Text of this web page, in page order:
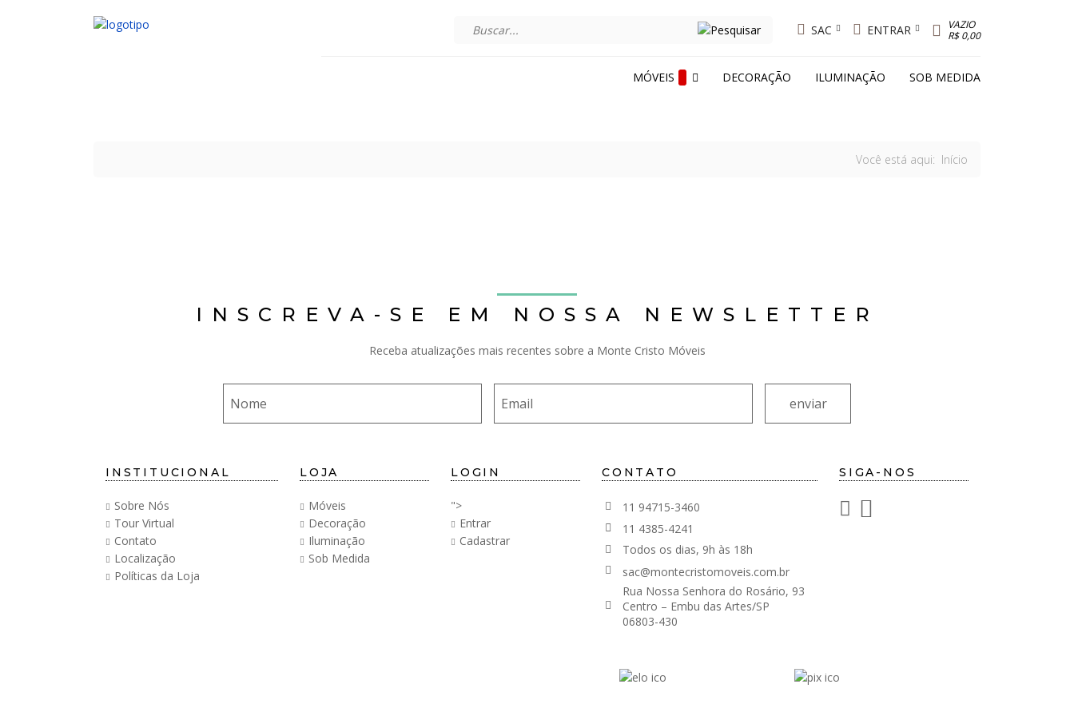
SAC ENTRAR
VAZIO
R$ 0,00
MÓVEIS DECORAÇÃO ILUMINAÇÃO SOB MEDIDA
Você está aqui: Início
INSCREVA-SE EM NOSSA NEWSLETTER
Receba atualizações mais recentes sobre a Monte Cristo Móveis
INSTITUCIONAL
Sobre Nós
Tour Virtual
Contato
Localização
Políticas da Loja
LOJA
Móveis
Decoração
Iluminação
Sob Medida
LOGIN
">
Entrar
Cadastrar
CONTATO
11 94715-3460
11 4385-4241
Todos os dias, 9h às 18h
sac@montecristomoveis.com.br
Rua Nossa Senhora do Rosário, 93
Centro – Embu das Artes/SP
06803-430
SIGA-NOS